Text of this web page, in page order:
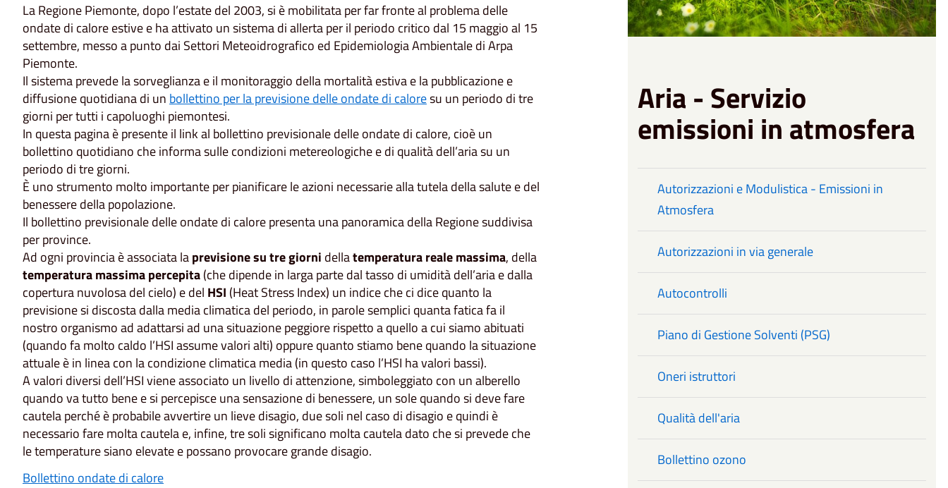
La Regione Piemonte, dopo l’estate del 2003, si è mobilitata per far fronte al problema delle
ondate di calore estive e ha attivato un sistema di allerta per il periodo critico dal 15 maggio al 15
settembre, messo a punto dai Settori Meteoidrografico ed Epidemiologia Ambientale di Arpa
Piemonte.
Il sistema prevede la sorveglianza e il monitoraggio della mortalità estiva e la pubblicazione e
diffusione quotidiana di un bollettino per la previsione delle ondate di caloresu un periodo di tre
giorni per tutti i capoluoghi piemontesi.
In questa pagina è presente il link al bollettino previsionale delle ondate di calore, cioè un
bollettino quotidiano che informa sulle condizioni metereologiche e di qualità dell’aria su un
periodo di tre giorni.
È uno strumento molto importante per pianificare le azioni necessarie alla tutela della salute e del
benessere della popolazione.
Il bollettino previsionale delle ondate di calore presenta una panoramica della Regione suddivisa
per province.
Ad ogni provincia è associata laprevisione su tre giorni dellatemperatura reale massima, della
temperatura massima percepita(che dipende in larga parte dal tasso di umidità dell’aria e dalla
copertura nuvolosa del cielo) e del HSI (Heat Stress Index) un indice che ci dice quanto la
previsione si discosta dalla media climatica del periodo, in parole semplici quanta fatica fa il
nostro organismo ad adattarsi ad una situazione peggiore rispetto a quello a cui siamo abituati
(quando fa molto caldo l’HSI assume valori alti) oppure quanto stiamo bene quando la situazione
attuale è in linea con la condizione climatica media (in questo caso l’HSI ha valori bassi).
A valori diversi dell’HSI viene associato un livello di attenzione, simboleggiato con un alberello
quando va tutto bene e si percepisce una sensazione di benessere, un sole quando si deve fare
cautela perché è probabile avvertire un lieve disagio, due soli nel caso di disagio e quindi è
necessario fare molta cautela e, infine, tre soli significano molta cautela dato che si prevede che
le temperature siano elevate e possano provocare grande disagio.
Bollettino ondate di calore
Aria - Servizio
emissioni in atmosfera
Autorizzazioni e Modulistica - Emissioni in
Atmosfera
Autorizzazioni in via generale
Autocontrolli
Piano di Gestione Solventi (PSG)
Oneri istruttori
Qualità dell'aria
Bollettino ozono